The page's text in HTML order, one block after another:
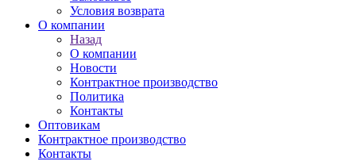
Условия возврата
О компании
Назад
О компании
Новости
Контрактное производство
Политика
Контакты
Оптовикам
Контрактное производство
Контакты